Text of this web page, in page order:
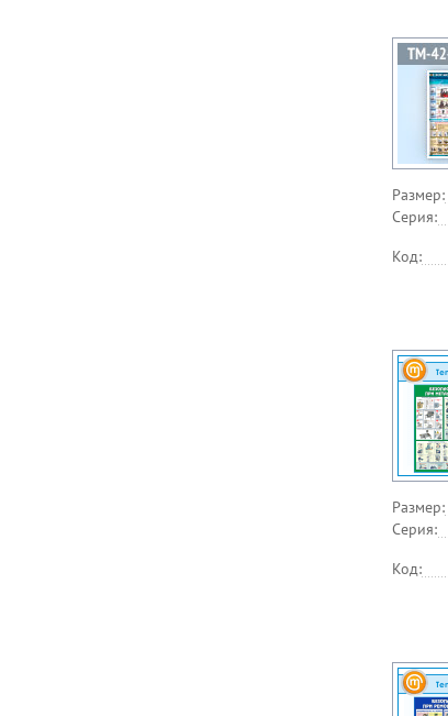
Размер:
Серия:
Код:
Размер:
Серия:
Код: